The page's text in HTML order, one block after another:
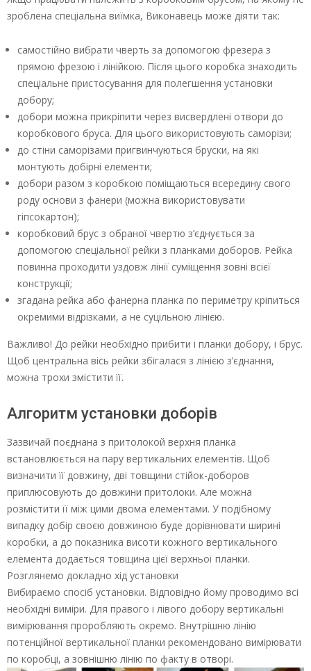
зроблена спеціальна виїмка, Виконавець може діяти так:
самостійно вибрати чверть за допомогою фрезера з
прямою фрезою і лінійкою. Після цього коробка знаходить
спеціальне пристосування для полегшення установки
добору;
добори можна прикріпити через висвердлені отвори до
коробкового бруса. Для цього використовують саморізи;
до стіни саморізами пригвинчуються бруски, на які
монтують добірні елементи;
добори разом з коробкою поміщаються всередину свого
роду основи з фанери (можна використовувати
гіпсокартон);
коробковий брус з обраної чвертю з’єднується за
допомогою спеціальної рейки з планками доборов. Рейка
повинна проходити уздовж лінії суміщення зовні всієї
конструкції;
згадана рейка або фанерна планка по периметру кріпиться
окремими відрізками, а не суцільною лінією.
Важливо! До рейки необхідно прибити і планки добору, і брус.
Щоб центральна вісь рейки збігалася з лінією з’єднання,
можна трохи змістити її.
Алгоритм установки доборів
Зазвичай поєднана з притолокой верхня планка
встановлюється на пару вертикальних елементів. Щоб
визначити її довжину, дві товщини стійок-доборов
приплюсовують до довжини притолоки. Але можна
розмістити її між цими двома елементами. У подібному
випадку добір своєю довжиною буде дорівнювати ширині
коробки, а до показника висоти кожного вертикального
елемента додається товщина цієї верхньої планки.
Розглянемо докладно хід установки
Вибираємо спосіб установки. Відповідно йому проводимо всі
необхідні виміри. Для правого і лівого добору вертикальні
вимірювання проробляють окремо. Внутрішню лінію
потенційної вертикальної планки рекомендовано вимірювати
по коробці, а зовнішню лінію по факту в отворі.